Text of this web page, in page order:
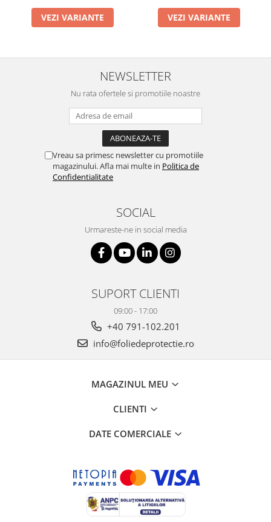
VEZI VARIANTE VEZI VARIANTE
NEWSLETTER
Nu rata ofertele si promotiile noastre
Vreau sa primesc newsletter cu promotiile
magazinului. Afla mai multe in Politica de
Confidentialitate
SOCIAL
Urmareste-ne in social media
SUPORT CLIENTI
09:00 - 17:00
+40 791-102.201
info@foliedeprotectie.ro
MAGAZINUL MEU
CLIENTI
DATE COMERCIALE